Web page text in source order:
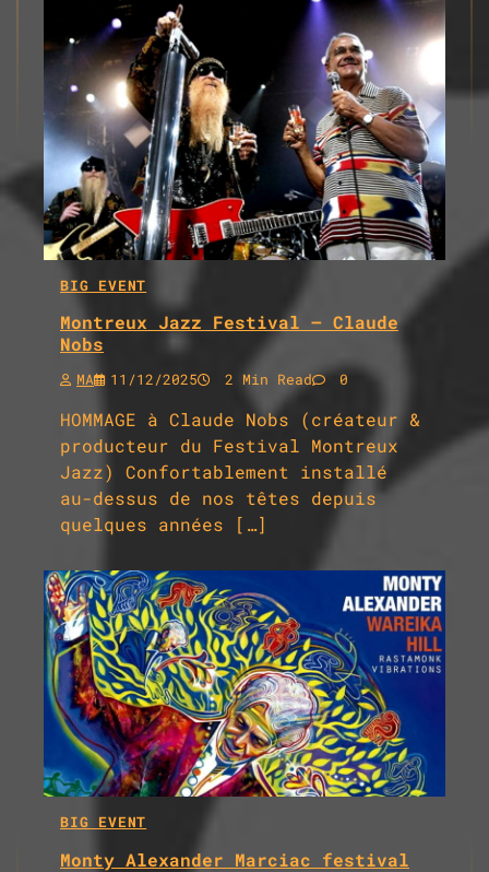
BIG EVENT
Montreux Jazz Festival – Claude
Nobs
MA 11/12/2025 2 Min Read 0
HOMMAGE à Claude Nobs (créateur &
producteur du Festival Montreux
Jazz) Confortablement installé
au-dessus de nos têtes depuis
quelques années […]
BIG EVENT
Monty Alexander Marciac festival